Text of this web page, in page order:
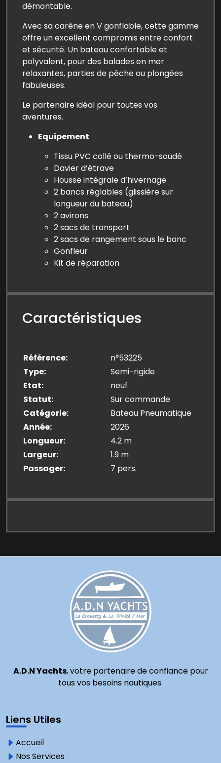
démontable.
Avec sa carène en V gonflable, cette gamme
offre un excellent compromis entre confort
et sécurité. Un bateau confortable et
polyvalent, pour des balades en mer
relaxantes, parties de pêche ou plongées
fabuleuses.
Le partenaire idéal pour toutes vos
aventures.
Equipement
Tissu PVC collé ou thermo-soudé
Davier d’étrave
Housse intégrale d’hivernage
2 bancs réglables (glissière sur
longueur du bateau)
2 avirons
2 sacs de transport
2 sacs de rangement sous le banc
Gonfleur
Kit de réparation
Caractéristiques
Référence
n°53225
Type
Semi-rigide
Etat
neuf
Statut
Sur commande
Catégorie
Bateau Pneumatique
Année
2026
Longueur
4.2 m
Largeur
1.9 m
Passager
7 pers.
A.D.N Yachts, votre partenaire de confiance pour
tous vos besoins nautiques.
Liens Utiles
Accueil
Nos Services